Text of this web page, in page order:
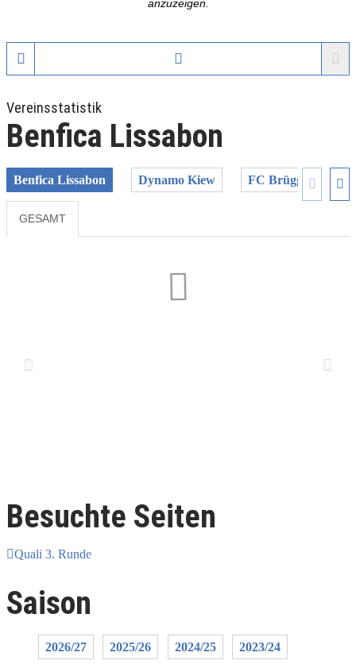
anzuzeigen.
Vereinsstatistik
Benfica Lissabon
Benfica Lissabon Dynamo Kiew FC Brügge
GESAMT
Besuchte Seiten
Quali 3. Runde
Saison
2026/27 2025/26 2024/25 2023/24